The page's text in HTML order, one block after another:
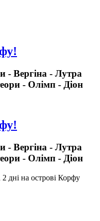
- Вергіна - Лутра
- Олімп - Діон
- Вергіна - Лутра
- Олімп - Діон
дні на острові Корфу